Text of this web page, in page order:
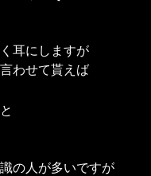
耳にしますが
わせて貰えば
の人が多いですが